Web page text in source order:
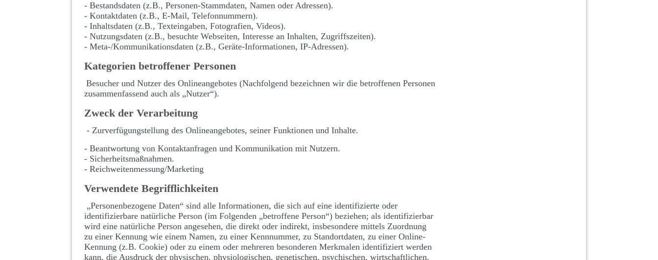
- Bestandsdaten (z.B., Personen-Stammdaten, Namen oder Adressen).
- Kontaktdaten (z.B., E-Mail, Telefonnummern).
- Inhaltsdaten (z.B., Texteingaben, Fotografien, Videos).
- Nutzungsdaten (z.B., besuchte Webseiten, Interesse an Inhalten, Zugriffszeiten).
- Meta-/Kommunikationsdaten (z.B., Geräte-Informationen, IP-Adressen).
Kategorien betroffener Personen
Besucher und Nutzer des Onlineangebotes (Nachfolgend bezeichnen wir die betroffenen Personen
zusammenfassend auch als „Nutzer“).
Zweck der Verarbeitung
- Zurverfügungstellung des Onlineangebotes, seiner Funktionen und Inhalte.
- Beantwortung von Kontaktanfragen und Kommunikation mit Nutzern.
- Sicherheitsmaßnahmen.
- Reichweitenmessung/Marketing
Verwendete Begrifflichkeiten
„Personenbezogene Daten“ sind alle Informationen, die sich auf eine identifizierte oder
identifizierbare natürliche Person (im Folgenden „betroffene Person“) beziehen; als identifizierbar
wird eine natürliche Person angesehen, die direkt oder indirekt, insbesondere mittels Zuordnung
zu einer Kennung wie einem Namen, zu einer Kennnummer, zu Standortdaten, zu einer Online-
Kennung (z.B. Cookie) oder zu einem oder mehreren besonderen Merkmalen identifiziert werden
kann, die Ausdruck der physischen, physiologischen, genetischen, psychischen, wirtschaftlichen,